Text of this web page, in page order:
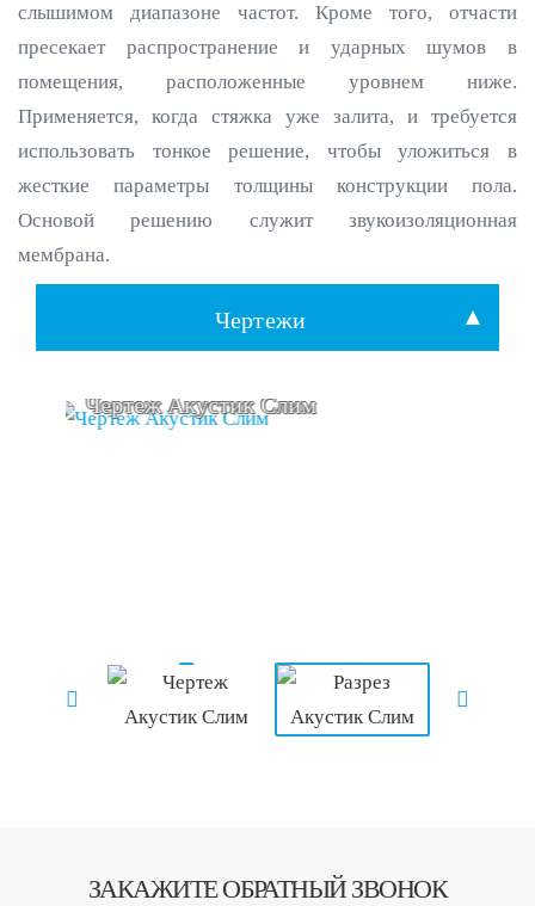
слышимом диапазоне частот. Кроме того, отчасти
пресекает распространение и ударных шумов в
помещения, расположенные уровнем ниже.
Применяется, когда стяжка уже залита, и требуется
использовать тонкое решение, чтобы уложиться в
жесткие параметры толщины конструкции пола.
Основой решению служит звукоизоляционная
мембрана.
Чертежи
Акустик Слим
ЗАКАЖИТЕ ОБРАТНЫЙ ЗВОНОК